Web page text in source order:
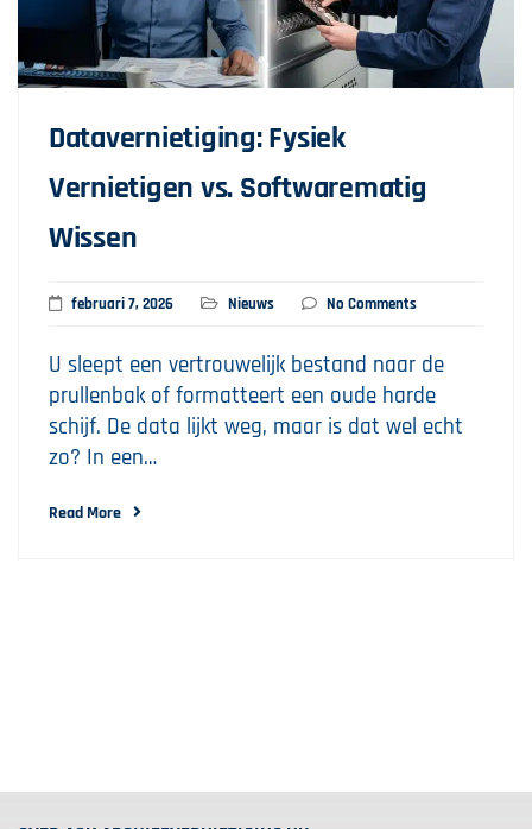
Datavernietiging: Fysiek
Vernietigen vs. Softwarematig
Wissen
februari 7, 2026 Nieuws No Comments
U sleept een vertrouwelijk bestand naar de
prullenbak of formatteert een oude harde
schijf. De data lijkt weg, maar is dat wel echt
zo? In een…
Read More